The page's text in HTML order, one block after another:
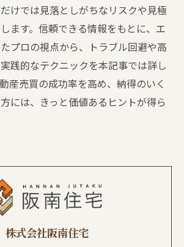
けでは見落としがちなリスクや見極
ます。信頼できる情報をもとに、エ
プロの視点から、トラブル回避や高
践的なテクニックを本記事では詳し
産売買の成功率を高め、納得のいく
には、きっと価値あるヒントが得ら
株式会社阪南住宅